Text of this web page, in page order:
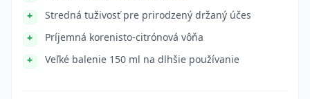
Stredná tuživosť pre prirodzený držaný účes
Príjemná korenisto-citrónová vôňa
Veľké balenie 150 ml na dlhšie používanie